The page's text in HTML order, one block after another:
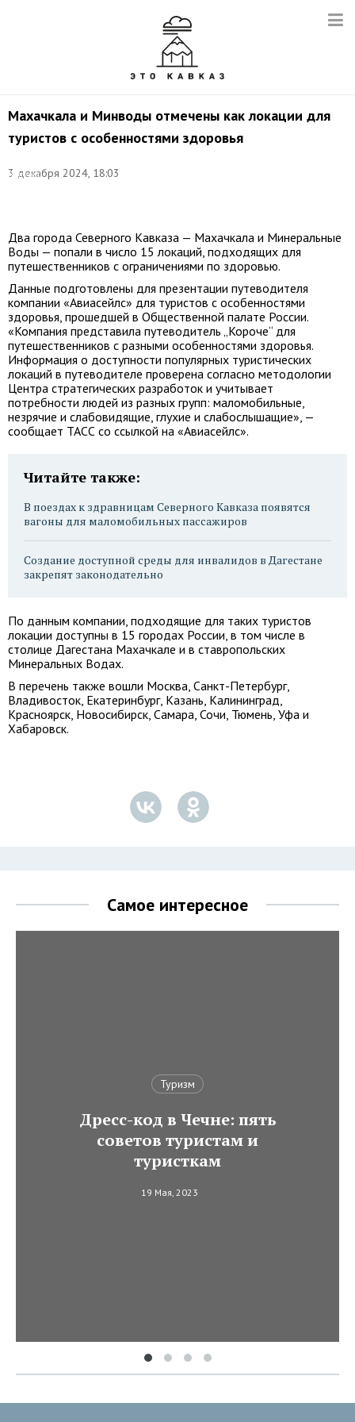
Махачкала и Минводы отмечены как локации для
туристов с особенностями здоровья
3 декабря 2024, 18:03
Валерий
Два города Северного Кавказа — Махачкала и Минеральные
Воды — попали в число 15 локаций, подходящих для
путешественников с ограничениями по здоровью.
Данные подготовлены для презентации путеводителя
компании «Авиасейлс» для туристов с особенностями
здоровья, прошедшей в Общественной палате России.
«Компания представила путеводитель „Короче“ для
путешественников с разными особенностями здоровья.
Информация о доступности популярных туристических
локаций в путеводителе проверена согласно методологии
Центра стратегических разработок и учитывает
потребности людей из разных групп: маломобильные,
незрячие и слабовидящие, глухие и слабослышащие», —
сообщает ТАСС со ссылкой на «Авиасейлс».
Читайте также:
В поездах к здравницам Северного Кавказа появятся
вагоны для маломобильных пассажиров
Создание доступной среды для инвалидов в Дагестане
закрепят законодательно
По данным компании, подходящие для таких туристов
локации доступны в 15 городах России, в том числе в
столице Дагестана Махачкале и в ставропольских
Минеральных Водах.
В перечень также вошли Москва, Санкт-Петербург,
Владивосток, Екатеринбург, Казань, Калининград,
Красноярск, Новосибирск, Самара, Сочи, Тюмень, Уфа и
Хабаровск.
Самое интересное
Туризм
Дресс-код в Чечне: пять
советов туристам и
туристкам
19 Мая, 2023